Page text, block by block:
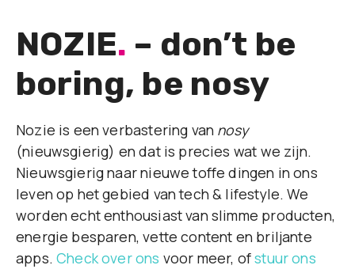
NOZIE. – don’t be
boring, be nosy
Nozie is een verbastering van nosy
(nieuwsgierig) en dat is precies wat we zijn.
Nieuwsgierig naar nieuwe toffe dingen in ons
leven op het gebied van tech & lifestyle. We
worden echt enthousiast van slimme producten,
energie besparen, vette content en briljante
apps.Check over ons voor meer, ofstuur ons